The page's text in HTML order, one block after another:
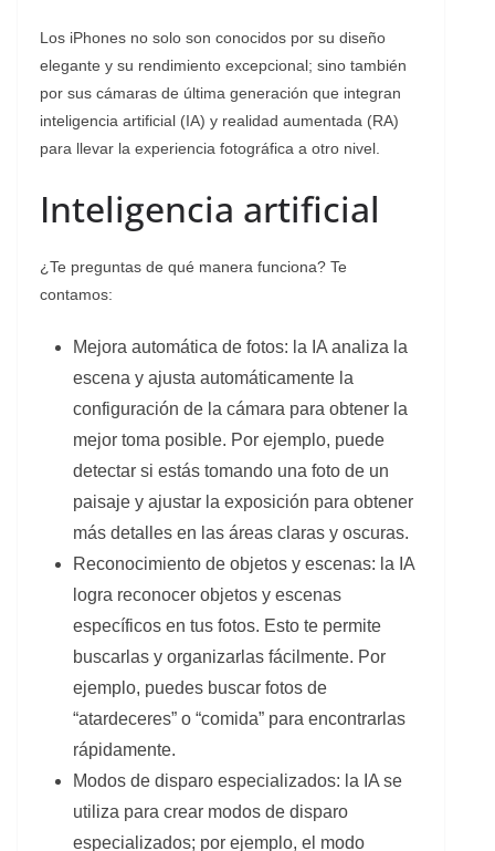
Los iPhones no solo son conocidos por su diseño
elegante y su rendimiento excepcional; sino también
por sus cámaras de última generación que integran
inteligencia artificial (IA) y realidad aumentada (RA)
para llevar la experiencia fotográfica a otro nivel.
Inteligencia artificial
¿Te preguntas de qué manera funciona? Te
contamos:
Mejora automática de fotos: la IA analiza la
escena y ajusta automáticamente la
configuración de la cámara para obtener la
mejor toma posible. Por ejemplo, puede
detectar si estás tomando una foto de un
paisaje y ajustar la exposición para obtener
más detalles en las áreas claras y oscuras.
Reconocimiento de objetos y escenas: la IA
logra reconocer objetos y escenas
específicos en tus fotos. Esto te permite
buscarlas y organizarlas fácilmente. Por
ejemplo, puedes buscar fotos de
“atardeceres” o “comida” para encontrarlas
rápidamente.
Modos de disparo especializados: la IA se
utiliza para crear modos de disparo
especializados; por ejemplo, el modo